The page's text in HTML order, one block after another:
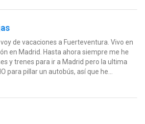
de vacaciones a Fuerteventura. Vivo en
en Madrid. Hasta ahora siempre me he
y trenes para ir a Madrid pero la ultima
para pillar un autobús, así que he...